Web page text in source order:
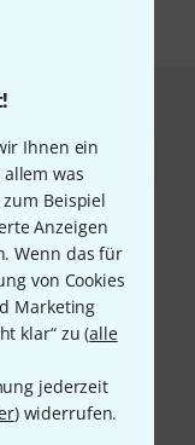
Ihnen ein
was
Beispiel
Anzeigen
Wenn das für
von Cookies
Marketing
klar“ zu (alle
jederzeit
) widerrufen.
Nachnahme,
bezahlen,